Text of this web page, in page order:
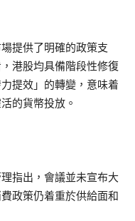
提供了明確的政策支
港股均具備階段性修復
提效」的轉變，意味着
的貨幣投放。
指出，會議並未宣布大
政策仍着重於供給面和